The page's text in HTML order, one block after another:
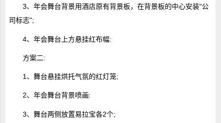
3、年会舞台背景用酒店原有背景板，在背景板的中心安装"公
司标志";
4、年会舞台上方悬挂红布幅:
方案二:
1、舞台悬挂烘托气氛的红灯笼;
2、年会舞台背景喷画:
3、舞台两侧放置易拉宝各2个;